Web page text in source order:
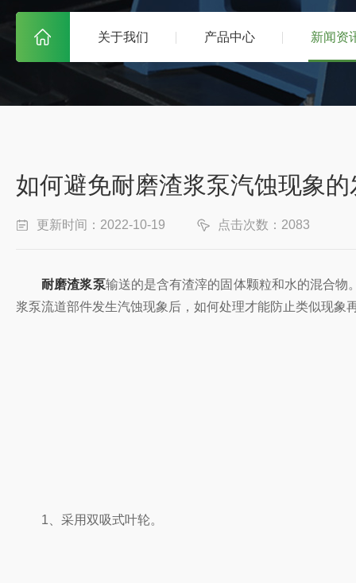
关于我们 产品中心 新闻资
如何避免耐磨渣浆泵汽蚀现象的
更新时间：2022-10-19 点击次数：2083
耐磨渣浆泵输送的是含有渣滓的固体颗粒和水的混合
浆泵流道部件发生汽蚀现象后，如何处理才能防止类似现
1、采用双吸式叶轮。